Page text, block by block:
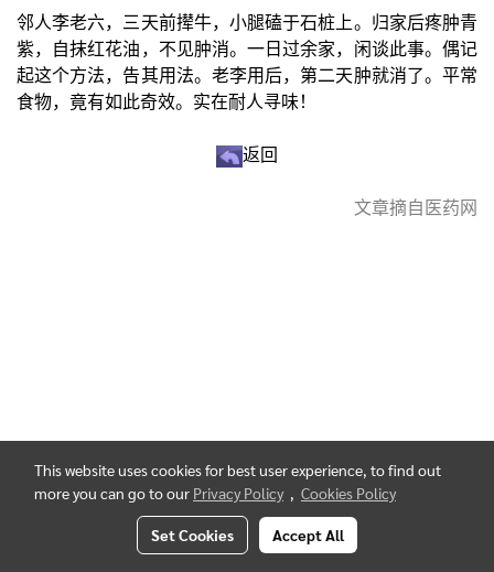
邻人李老六，三天前撵牛，小腿磕于石桩上。归家后疼肿青
紫，自抹红花油，不见肿消。一日过余家，闲谈此事。偶记
起这个方法，告其用法。老李用后，第二天肿就消了。平常
食物，竟有如此奇效。实在耐人寻味！
返回
文章摘自医药网
This website uses cookies for best user experience, to find out
more you can go to our Privacy Policy , Cookies Policy
Set Cookies Accept All